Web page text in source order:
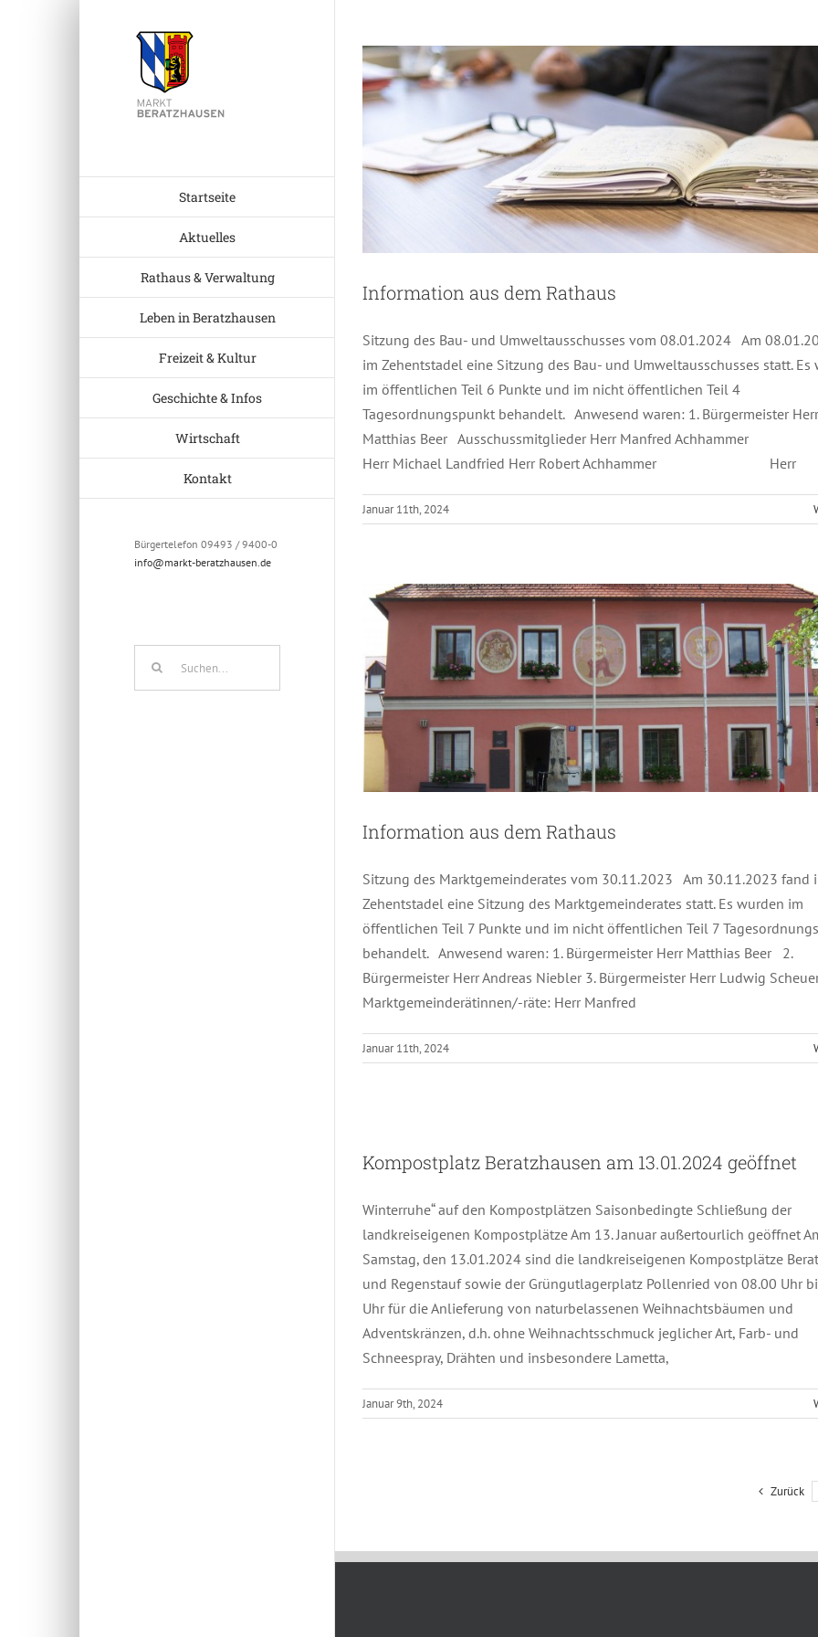
Startseite
Aktuelles
Rathaus & Verwaltung
Leben in Beratzhausen
Freizeit & Kultur
Geschichte & Infos
Wirtschaft
Kontakt
Bürgertelefon 09493 / 9400-0
info@markt-beratzhausen.de
Information aus dem Rathaus
Sitzung des Bau- und Umweltausschusses vom 08.01.2024 Am
im Zehentstadel eine Sitzung des Bau- und Umweltausschusses statt. Es
im öffentlichen Teil 6 Punkte und im nicht öffentlichen Teil 4
Tagesordnungspunkt behandelt. Anwesend waren: 1. Bürgermeister Herr
Matthias Beer Ausschussmitglieder Herr Manfred
Herr Michael Landfried Herr Robert Achhammer Herr
Januar 11th, 2024
Information aus dem Rathaus
Information aus dem Rathaus
Sitzung des Marktgemeinderates vom 30.11.2023 Am 30.11.2023 fand
Zehentstadel eine Sitzung des Marktgemeinderates statt. Es wurden im
öffentlichen Teil 7 Punkte und im nicht öffentlichen Teil 7
behandelt. Anwesend waren: 1. Bürgermeister Herr Matthias Beer 2.
Bürgermeister Herr Andreas Niebler 3. Bürgermeister Herr Ludwig
Marktgemeinderätinnen/-räte: Herr Manfred
Januar 11th, 2024
Kompostplatz Beratzhausen am 13.01.2024 geöffnet
Winterruhe“ auf den Kompostplätzen Saisonbedingte Schließung der
landkreiseigenen Kompostplätze Am 13. Januar außertourlich geöffnet
Samstag, den 13.01.2024 sind die landkreiseigenen Kompostplätze
und Regenstauf sowie der Grüngutlagerplatz Pollenried von 08.00 Uhr
Uhr für die Anlieferung von naturbelassenen Weihnachtsbäumen und
Adventskränzen, d.h. ohne Weihnachtsschmuck jeglicher Art, Farb- und
Schneespray, Drähten und insbesondere Lametta,
Januar 9th, 2024
Zurück